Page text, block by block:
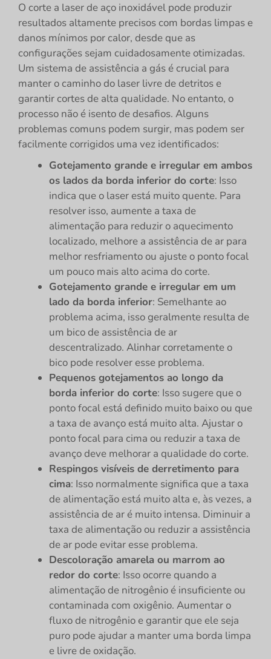
O corte a laser de aço inoxidável pode produzir
resultados altamente precisos com bordas limpas e
danos mínimos por calor, desde que as
configurações sejam cuidadosamente otimizadas.
Um sistema de assistência a gás é crucial para
manter o caminho do laser livre de detritos e
garantir cortes de alta qualidade. No entanto, o
processo não é isento de desafios. Alguns
problemas comuns podem surgir, mas podem ser
facilmente corrigidos uma vez identificados:
Gotejamento grande e irregular em ambos
os lados da borda inferior do corte: Isso
indica que o laser está muito quente. Para
resolver isso, aumente a taxa de
alimentação para reduzir o aquecimento
localizado, melhore a assistência de ar para
melhor resfriamento ou ajuste o ponto focal
um pouco mais alto acima do corte.
Gotejamento grande e irregular em um
lado da borda inferior: Semelhante ao
problema acima, isso geralmente resulta de
um bico de assistência de ar
descentralizado. Alinhar corretamente o
bico pode resolver esse problema.
Pequenos gotejamentos ao longo da
borda inferior do corte: Isso sugere que o
ponto focal está definido muito baixo ou que
a taxa de avanço está muito alta. Ajustar o
ponto focal para cima ou reduzir a taxa de
avanço deve melhorar a qualidade do corte.
Respingos visíveis de derretimento para
cima: Isso normalmente significa que a taxa
de alimentação está muito alta e, às vezes, a
assistência de ar é muito intensa. Diminuir a
taxa de alimentação ou reduzir a assistência
de ar pode evitar esse problema.
Descoloração amarela ou marrom ao
redor do corte: Isso ocorre quando a
alimentação de nitrogênio é insuficiente ou
contaminada com oxigênio. Aumentar o
fluxo de nitrogênio e garantir que ele seja
puro pode ajudar a manter uma borda limpa
e livre de oxidação.